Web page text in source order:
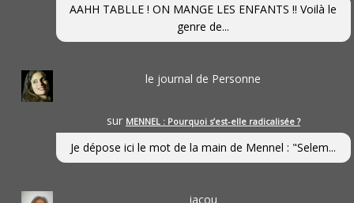
AAHH TABLLE ! ON MANGE LES ENFANTS !! Voilà le
genre de...
le journal de Personne
sur MENNEL : Pourquoi s’est-elle radicalisée ?
Je dépose ici le mot de la main de Mennel : "Selem...
jacou